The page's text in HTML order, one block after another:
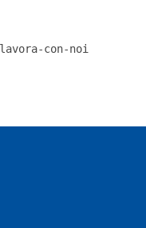
con-noi/